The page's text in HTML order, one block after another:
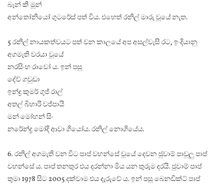
බෑන් කී මූන්
අන්තෝනියෝ ගුටරේස් පත් විය. එහෙත් රනිල් මාරු වූයේ නැත.
5 රනිල් නායකත්වයට පත් වන කාලයේ අප අසල්වැසි රට, ඉංදියානු
අගමැති වරයා වූයේ
නරසිංහ රාවෝ ය. ඉන් පසු
දේව් ගවුඩා
ඉන්ද්‍ර කුමර් ගුජ් රාල්
අතල් බිහාරි වජ්පායි
මන් මෝහන් සිං
නරේන්ද්‍ර මෝදි ආවා ගියෝය. රනිල් නොගියේය.
6. රනිල් අගමැති වන විට පාප් වහන්සේ වූයේ දෙවන ජුවාම් පාවුලු පාප්
වහන්සේ ය. පාප් තනතුර එය දරන්නා මිය යන තුරුම දරයි. ජුවාම් පාප්
තුමා 1978 සිට 2005 දක්වාම එය දැරුවේ ය. ඉන් පසු බෙනඩික්ට් පාප්